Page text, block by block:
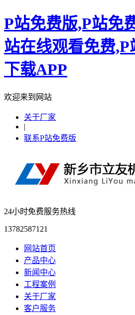
P站免费版,P站免
站在线观看免费
下载APP
欢迎来到网站
关于厂家
|
联系P站免费版
24小时免费服务热线
13782587121
网站首页
产品中心
新闻中心
工程案例
关于厂家
客户服务